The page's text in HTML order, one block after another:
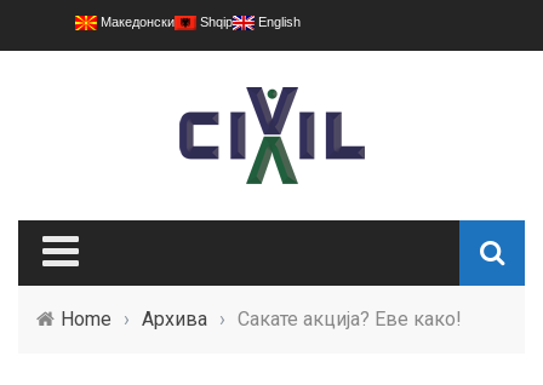
Македонски Shqip English
Home › Архива › Сакате акција? Еве како!